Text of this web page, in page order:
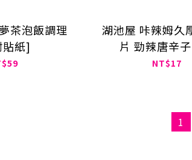
茶泡飯調理
紙]
湖池屋 咔辣姆久
片 勁辣唐辛
NT$17
1